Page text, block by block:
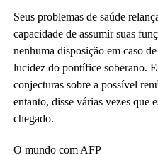
Seus problemas de saúde
capacidade de assumir suas
nenhuma disposição em caso
lucidez do pontífice soberano.
conjecturas sobre a possível
entanto, disse várias vezes que
chegado.
O mundo com AFP